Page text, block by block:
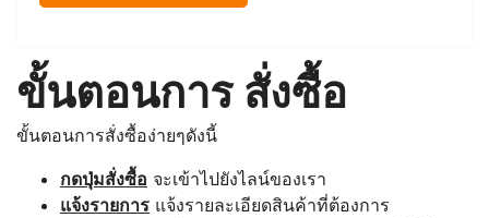
ขั้นตอนการ สั่งซื้อ
ขั้นตอนการสั่งซื้อง่ายๆดังนี้
กดปุ่มสั่งซื้อ จะเข้าไปยังไลน์ของเรา
แจ้งรายการ แจ้งรายละเอียดสินค้าที่ต้องการ